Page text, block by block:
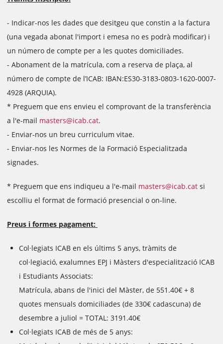
- Indicar-nos les dades que desitgeu que constin a la factura
(una vegada abonat l'import i emesa no es podrà modificar) i
un número de compte per a les quotes domiciliades.
- Abonament de la matrícula, com a reserva de plaça, al
número de compte de l’ICAB: IBAN:ES30-3183-0803-1620-0007-
4928 (ARQUIA).
* Preguem que ens envieu el comprovant de la transferència
a l'e-mail masters@icab.cat.
- Enviar-nos un breu curriculum vitae.
- Enviar-nos les Normes de la Formació Especialitzada
signades.
* Preguem que ens indiqueu a l'e-mail masters@icab.cat si
escolliu el format de formació presencial o on-line.
Preus i formes pagament:
Col·legiats ICAB en els últims 5 anys, tràmits de
col·legiació, exalumnes EPJ i Màsters d'especialització ICAB
i Estudiants Associats:
Matrícula, abans de l'inici del Màster, de 551.40€ + 8
quotes mensuals domiciliades (de 330€ cadascuna) de
desembre a juliol = TOTAL: 3191.40€
Col·legiats ICAB de més de 5 anys: